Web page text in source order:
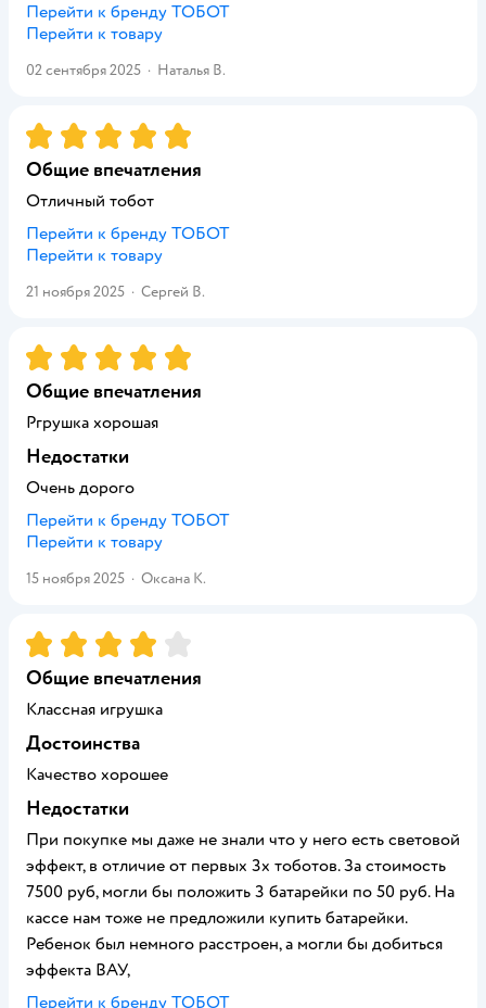
Перейти к бренду ТОБОТ
Перейти к товару
02 сентября 2025 · Наталья В.
Рейтинг:5
Общие впечатления
Отличный тобот
Перейти к бренду ТОБОТ
Перейти к товару
21 ноября 2025 · Сергей В.
Рейтинг:5
Общие впечатления
Ргрушка хорошая
Недостатки
Очень дорого
Перейти к бренду ТОБОТ
Перейти к товару
15 ноября 2025 · Оксана К.
Рейтинг:4
Общие впечатления
Классная игрушка
Достоинства
Качество хорошее
Недостатки
При покупке мы даже не знали что у него есть световой
эффект, в отличие от первых 3х тоботов. За стоимость
7500 руб, могли бы положить 3 батарейки по 50 руб. На
кассе нам тоже не предложили купить батарейки.
Ребенок был немного расстроен, а могли бы добиться
эффекта ВАУ,
Перейти к бренду ТОБОТ